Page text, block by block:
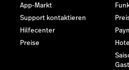
App-Markt
Support kontaktieren
Hilfecenter
Preise